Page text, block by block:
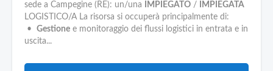
sede a Campegine (RE): un/una
IMPIEGATO /
IMPIEGATA
LOGISTICO/A La risorsa si occuperà principalmente di:
• Gestione e monitoraggio dei flussi logistici in entrata e in
uscita...